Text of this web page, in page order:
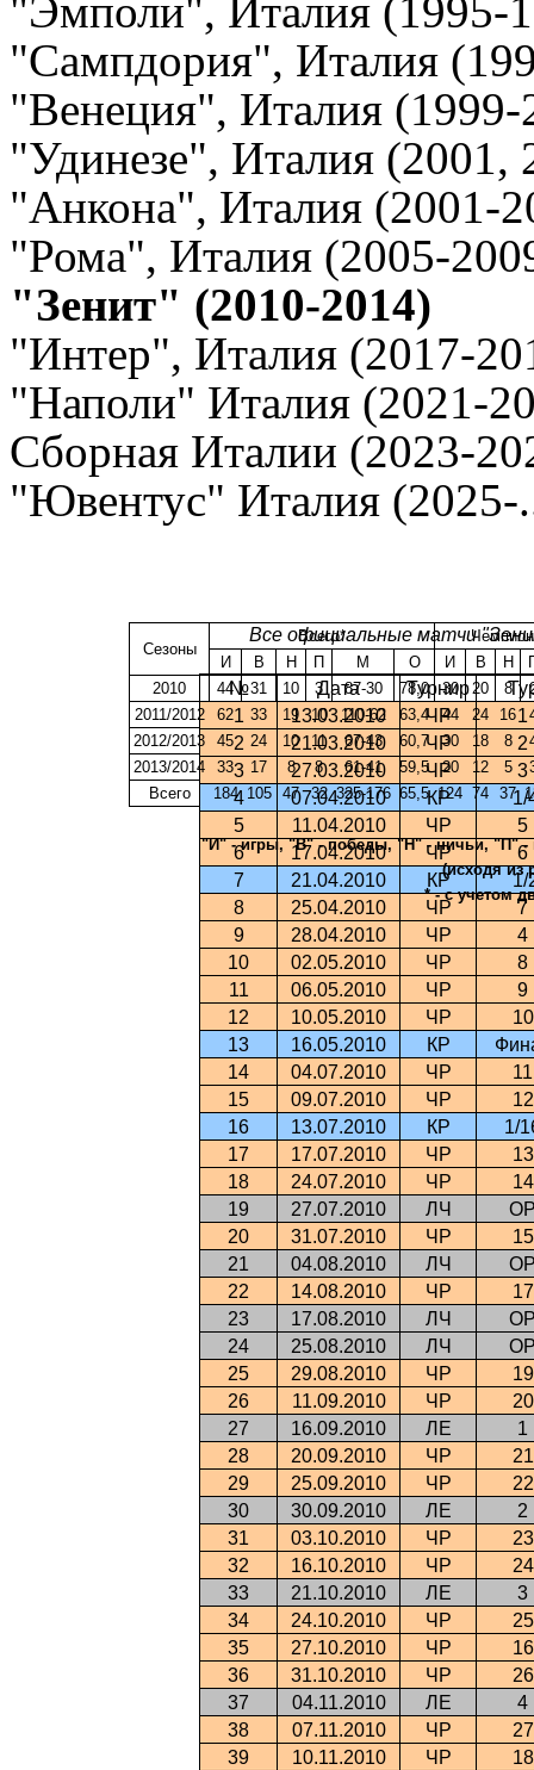
"Эмполи", Италия (1995-
"Сампдория", Италия
"Венеция", Италия (1999-
"Удинезе", Италия (2001,
"Анкона", Италия (2001-
"Рома", Италия (2005-
"Зенит" (2010-2014)
"Интер", Италия (2017-
"Наполи" Италия (2021-
Сборная Италии (2023-
"Ювентус" Италия (2025-
Сезоны
Всего*
И
В Н П М О И В Н
2010
44 31 10 3 87-30 78,0 30 20 8
2011/2012
62 33 19 10 110-62 63,4 44 24 16
2012/2013
45 24 10 11 67-43 60,7 30 18 8
2013/2014
33 17 8 8 61-41 59,5 20 12 5
Всего
184 105 47 32 325-176 65,5 124 74 37
"И" - игры, "В" - победы, "Н" - ничьи, "П"
(исходя из
* - с учетом
Все официальные матчи
№ Дата Турнир
1
13.03.2010 ЧР
1
2
21.03.2010 ЧР
2
3
27.03.2010 ЧР
3
4
07.04.2010 КР
1/
5
11.04.2010 ЧР
5
6
17.04.2010 ЧР
6
7
21.04.2010 КР
1/
8
25.04.2010 ЧР
7
9
28.04.2010 ЧР
4
10
02.05.2010 ЧР
8
11
06.05.2010 ЧР
9
12
10.05.2010 ЧР
10
13
16.05.2010 КР
14
04.07.2010 ЧР
11
15
09.07.2010 ЧР
12
16
13.07.2010 КР
1/
17
17.07.2010 ЧР
13
18
24.07.2010 ЧР
14
19
27.07.2010 ЛЧ
20
31.07.2010 ЧР
15
21
04.08.2010 ЛЧ
22
14.08.2010 ЧР
17
23
17.08.2010 ЛЧ
24
25.08.2010 ЛЧ
25
29.08.2010 ЧР
19
26
11.09.2010 ЧР
20
27
16.09.2010 ЛЕ
1
28
20.09.2010 ЧР
21
29
25.09.2010 ЧР
22
30
30.09.2010 ЛЕ
2
31
03.10.2010 ЧР
23
32
16.10.2010 ЧР
24
33
21.10.2010 ЛЕ
3
34
24.10.2010 ЧР
25
35
27.10.2010 ЧР
16
36
31.10.2010 ЧР
26
37
04.11.2010 ЛЕ
4
38
07.11.2010 ЧР
27
39
10.11.2010 ЧР
18